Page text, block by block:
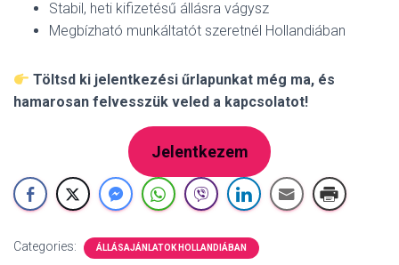
Stabil, heti kifizetésű állásra vágysz
Megbízható munkáltatót szeretnél Hollandiában
Töltsd ki jelentkezési űrlapunkat még ma, és
hamarosan felvesszük veled a kapcsolatot!
Jelentkezem
Categories: ÁLLÁSAJÁNLATOK HOLLANDIÁBAN